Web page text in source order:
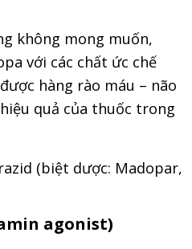
không mong muốn,
với các chất ức chế
hàng rào máu – não
quả của thuốc trong
(biệt dược: Madopar,
agonist)